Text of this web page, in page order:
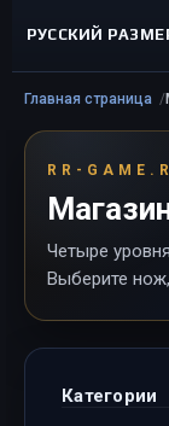
РУССКИЙ
Главная страница
RR-
Четыре
Выберите
Категории